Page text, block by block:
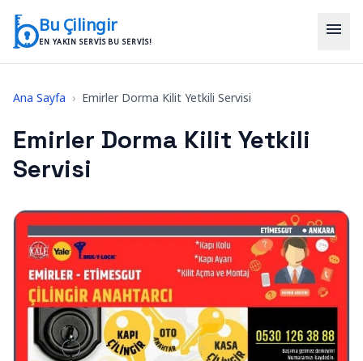
Bu Çilingir
EN YAKIN SERVIS BU SERVIS!
menu
Ana Sayfa › Emirler Dorma Kilit Yetkili Servisi
Emirler Dorma Kilit Yetkili
Servisi